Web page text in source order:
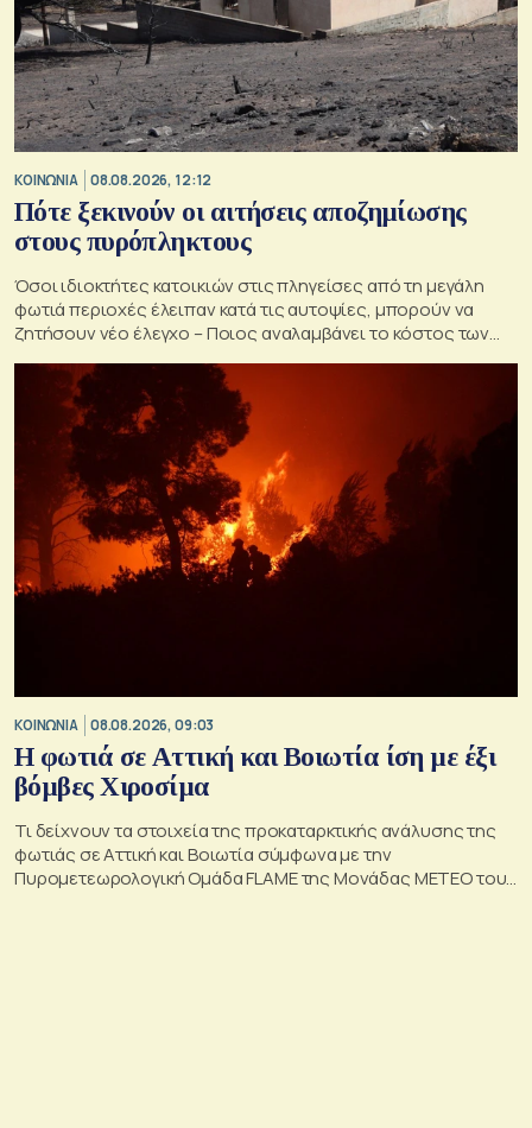
ΚΟΙΝΩΝΙΑ 08.08.2026, 12:12
Πότε ξεκινούν οι αιτήσεις αποζημίωσης
στους πυρόπληκτους
Όσοι ιδιοκτήτες κατοικιών στις πληγείσες από τη μεγάλη
φωτιά περιοχές έλειπαν κατά τις αυτοψίες, μπορούν να
ζητήσουν νέο έλεγχο – Ποιος αναλαμβάνει το κόστος των
ΚΟΙΝΩΝΙΑ 08.08.2026, 09:03
Η φωτιά σε Αττική και Βοιωτία ίση με έξι
βόμβες Χιροσίμα
Τι δείχνουν τα στοιχεία της προκαταρκτικής ανάλυσης της
φωτιάς σε Αττική και Βοιωτία σύμφωνα με την
Πυρομετεωρολογική Ομάδα FLAME της Μονάδας ΜΕΤΕΟ του